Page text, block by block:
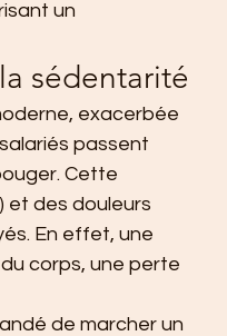
un
sédentarité
exacerbée
passent
Cette
et des douleurs
En effet, une
corps, une perte
de marcher un